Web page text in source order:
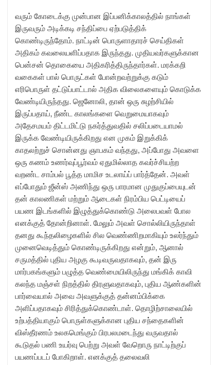
வரும் கோடைக்கு முன்பான இப்பனிக்காலத்தில் நாங்கள்
இருவரும் அடிக்கடி சந்திப்பை ஏற்படுத்திக்
கொண்டிருந்தோம். நாட்டின் பொருளாதாரச் செய்திகள்
அதிகம் கவலையளிப்பதாக இருந்தது. முதியவர்களுக்கான
பென்சன் தொகையை அதிகரித்திருந்தார்கள். மரக்கறி
வகைகள் பால் பொருட்கள் போன்றவற்றுக்கு கடும்
எரிபொருள் தட்டுப்பாட்டால் அதிக விலைகளையும் கொடுக்க
வேண்டியிருந்தது. ஜெனோலி, தான் ஒரு சுழற்சியில்
இருப்பதாய், நீண்ட காலங்களை வெறுமையாகவும்
அதேசமயம் திட்டமிட்டு நகர்த்துவதில் சலிப்படையாமல்
இருக்க வேண்டியிருக்கிறது என முகம் இறுக்கிக்
காதலற்றுச் சொன்னது ஞாபகம் வந்தது, அப்போது அவளை
ஒரு கணம் உணர்வுப்பூர்வம் ஏதுமில்லாத கவர்ச்சியற்ற
வறண்ட சாம்பல் பூத்த மாமிச உடலாய்ப் பார்த்தேன். அவள்
எப்போதும் ஜீன்ஸ் அணிந்து ஒரு பாரமான முதுகுப்பையுடன்
தன் காலணிகள் மற்றும் ஆடைகள் நிரம்பிய பெட்டியைப்
பயண இடங்களில் இழுத்துக்கொண்டு அலைபவள் போல
எனக்குத் தோன்றினாள். மேலும் அவள் சொல்லியிருந்தாள்
தனது கூந்தலிழைகளில் சில வெண்ணிறமாகியும் உலர்ந்தும்
முனைவெடித்தும் கொண்டிருக்கிறது என்றும், ஆனால்
சருமத்தில் புதிய அழகு கூடிவருவதாகவும், தன் இரு
மார்பகங்களும் பழுத்த வெண்மையிலிருந்து மங்கிக் காவி
கலந்த மஞ்சள் நிறத்தில் திரளுவதாகவும், புதிய ஆண்களின்
பார்வையால் அவை அவளுக்குத் தன்னம்பிக்கை
அளிப்பதாகவும் சிரித்துக்கொண்டாள். தொழிற்சாலையில்
உற்பத்தியாகும் பொருள்களுக்கான புதிய சந்தைகளின்
விஸ்தீரணம் உலகமெங்கும் பிரபலமடைந்து வருவதால்
கூடுதல் பணி உயர்வு பெற்று அவள் வேறொரு நாட்டிற்குப்
பயணப்படப் போகிறாள். எனக்குத் தலைவலி